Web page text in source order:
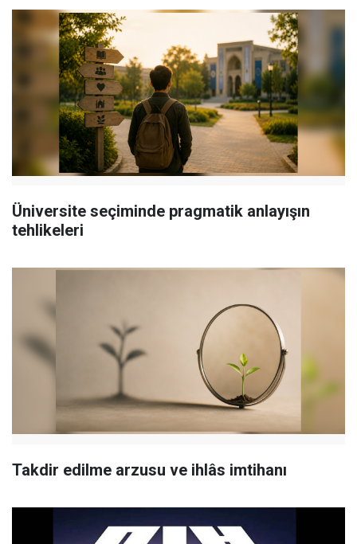
Üniversite seçiminde pragmatik anlayışın
tehlikeleri
Takdir edilme arzusu ve ihlâs imtihanı